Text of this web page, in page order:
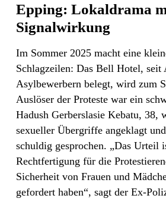
Epping: Lokaldrama
Signalwirkung
Im Sommer 2025 macht eine
Schlagzeilen: Das Bell Hotel,
Asylbewerbern belegt, wird zum
Auslöser der Proteste war ein
Hadush Gerberslasie Kebatu, 38,
sexueller Übergriffe angeklagt
schuldig gesprochen. „Das Urteil
Rechtfertigung für die
Sicherheit von Frauen und
gefordert haben“, sagt der Ex-